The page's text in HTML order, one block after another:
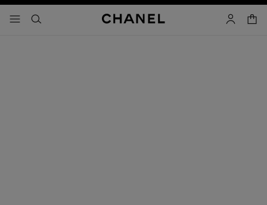
- navegación principal
buscar cuenta